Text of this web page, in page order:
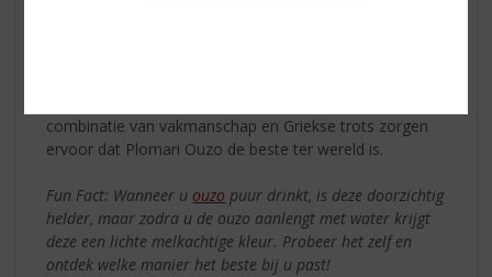
combinatie van vakmanschap en Griekse trots zorgen
ervoor dat Plomari Ouzo de beste ter wereld is.
Fun Fact: Wanneer u ouzo puur drinkt, is deze doorzichtig
helder, maar zodra u de ouzo aanlengt met water krijgt
deze een lichte melkachtige kleur. Probeer het zelf en
ontdek welke manier het beste bij u past!